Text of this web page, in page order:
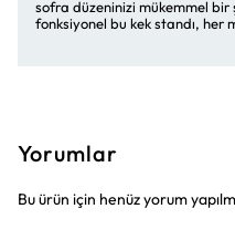
sofra düzeninizi mükemmel bir
fonksiyonel bu kek standı, her
Yorumlar
Bu ürün için henüz yorum